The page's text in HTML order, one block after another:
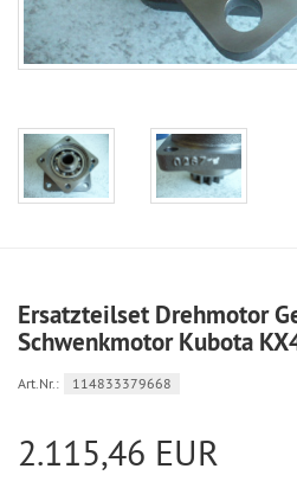
Ersatzteilset Drehmotor
Schwenkmotor Kubota
Art.Nr.: 114833379668
2.115,46 EUR